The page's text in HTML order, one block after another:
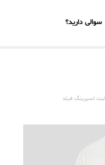
سوالی دارید؟
اسپرینگ فیلد